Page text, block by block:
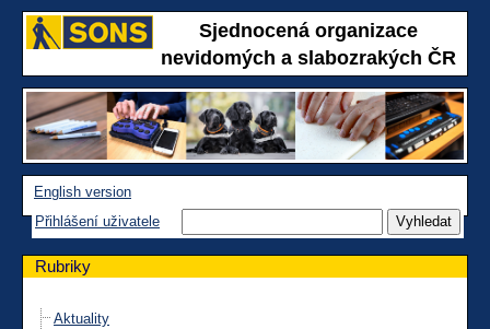
Sjednocená organizace
nevidomých a slabozrakých ČR
English version
Přihlášení uživatele
Rubriky
Aktuality